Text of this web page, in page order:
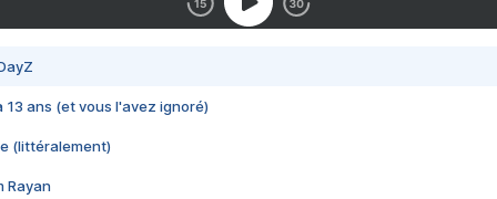
13 ans (et vous l'avez ignoré)
(littéralement)
Rayan